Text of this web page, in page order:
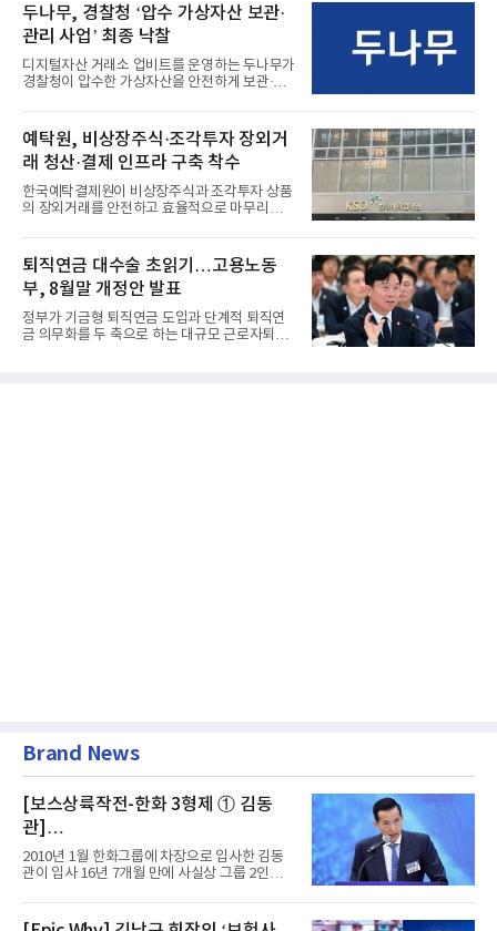
두나무, 경찰청 ‘압수 가상자산 보관·
관리 사업’ 최종 낙찰
디지털자산 거래소 업비트를 운영하는 두나무가
경찰청이 압수한 가상자산을 안전하게 보관·관
예탁원, 비상장주식·조각투자 장외거
래 청산·결제 인프라 구축 착수
한국예탁결제원이 비상장주식과 조각투자 상품
의 장외거래를 안전하고 효율적으로 마무리하기
퇴직연금 대수술 초읽기…고용노동
부, 8월말 개정안 발표
정부가 기금형 퇴직연금 도입과 단계적 퇴직연
금 의무화를 두 축으로 하는 대규모 근로자퇴직
Brand News
[보스상륙작전-한화 3형제 ① 김동
관]
입사 16년 만에 수석부회장 … 경영승
계 ‘초읽기’
2010년 1월 한화그룹에 차장으로 입사한 김동
관이 입사 16년 7개월 만에 사실상 그룹 2인자